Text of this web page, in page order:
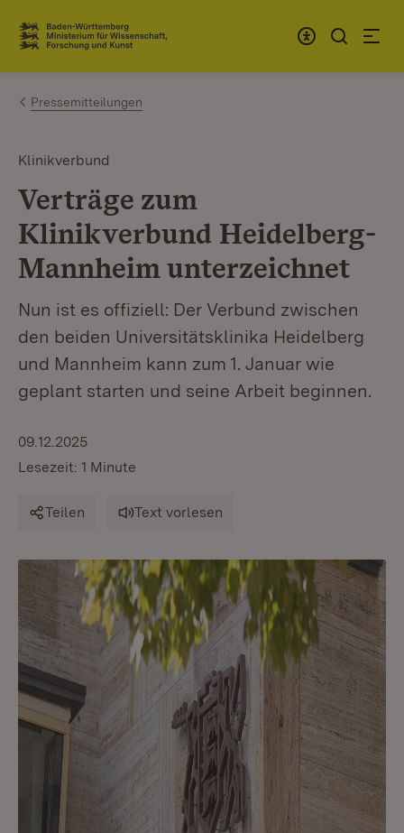
Zum Inhalt springen
Link zur Startseite
Pressemitteilungen
Klinikverbund
Verträge zum
Klinikverbund Heidelberg-
Mannheim unterzeichnet
Nun ist es offiziell: Der Verbund zwischen
den beiden Universitätsklinika Heidelberg
und Mannheim kann zum 1. Januar wie
geplant starten und seine Arbeit beginnen.
09.12.2025
Lesezeit: 1 Minute
Teilen Text vorlesen